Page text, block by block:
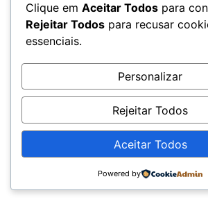
© 2026 – Rádio Chama - CNPJ:
Clique em Aceitar Todos para
Rejeitar Todos para recusar
essenciais.
Personalizar
Rejeitar Todos
Aceitar Todos
Powered by